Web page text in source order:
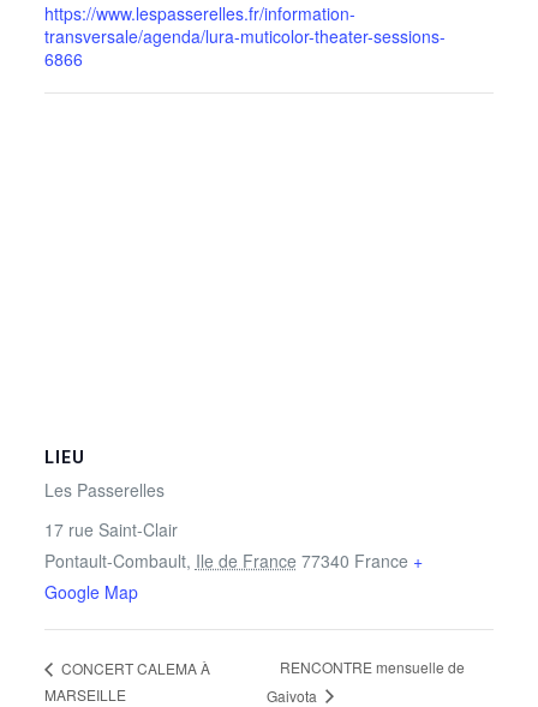
https://www.lespasserelles.fr/information-
transversale/agenda/lura-muticolor-theater-sessions-
6866
LIEU
Les Passerelles
17 rue Saint-Clair
Pontault-Combault, Ile de France 77340 France +
Google Map
CONCERT CALEMA À
MARSEILLE
RENCONTRE mensuelle de
Gaivota